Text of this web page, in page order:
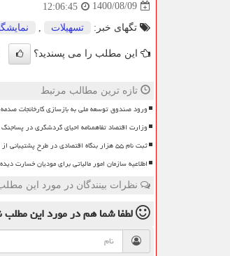
1400/08/09
12:06:45
تگهای خبر: تسهیلات
این مطلب را می پسندید؟
تازه ترین مطالب مرتبط
ورود صندوق توسعه ملی به بازسازی کارخانجات
وزارت اقتصاد تفاهمنامه احیای گردشگری در
ثبت نام ۵۵ هزار بنگاه اقتصادی در طرح پشتیبانی از اشتغال
اطلاعیه سازمان امور مالیاتی برای مودیان خسارت
نظرات بینندگان در مورد این
لطفا شما همدر مورد این مطلب